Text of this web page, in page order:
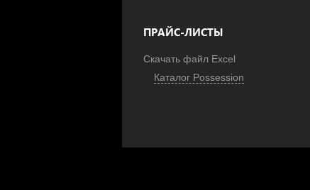
ПРАЙС-ЛИСТЫ
Скачать файл Excel
Каталог Possession